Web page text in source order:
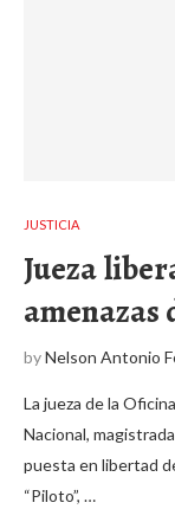
JUSTICIA
Jueza
amenazas
byNelson Antonio
La jueza de la
Nacional,
puesta en libertad
“Piloto”, …